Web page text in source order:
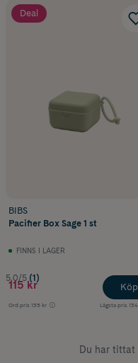
Deal
BIBS
Pacifier Box Sage 1 st
FINNS I LAGER
5.0/5 (1)
115 kr
Ord.pris 135 kr Lägsta pris
Köp
Du har tittat